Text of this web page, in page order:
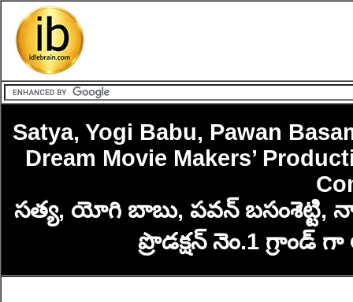
Satya, Yogi Babu, Pawan
Dream Movie Makers’
సత్య, యోగి బాబు, పవన్ బసంశెట్టి,
ప్రొడక్షన్ నెం.1 గ్రాండ్